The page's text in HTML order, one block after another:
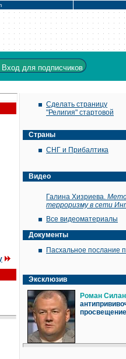
Вход для подписчиков
Сделать страницу
"Религия" стартовой
Страны
СНГ и Прибалтика
Видео
Галина Хизриева.
терроризму в сети
Все видеоматериалы
Документы
Пасхальное послание
Эксклюзив
Роман